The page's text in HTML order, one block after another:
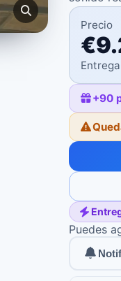
Precio
+90
Puedes